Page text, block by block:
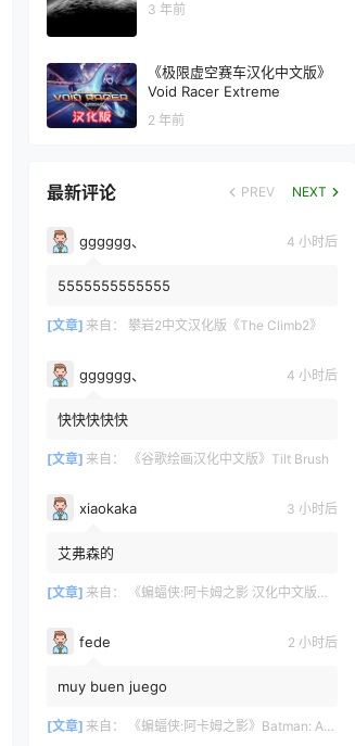
3 年前
《极限虚空赛车汉化中文版》
Void Racer Extreme
2 年前
最新评论 PREV NEXT
gggggg、 4 小时后
5555555555555
[文章] 来自： 攀岩2中文汉化版《The Climb2》
gggggg、 4 小时后
快快快快快
[文章] 来自： 《谷歌绘画汉化中文版》Tilt Brush
xiaokaka 3 小时后
艾弗森的
[文章] 来自： 《蝙蝠侠:阿卡姆之影 汉化中文版》Batman: Arkham Shadow
fede 2 小时后
muy buen juego
[文章] 来自： 《蝙蝠侠:阿卡姆之影》Batman: Arkham Shadow